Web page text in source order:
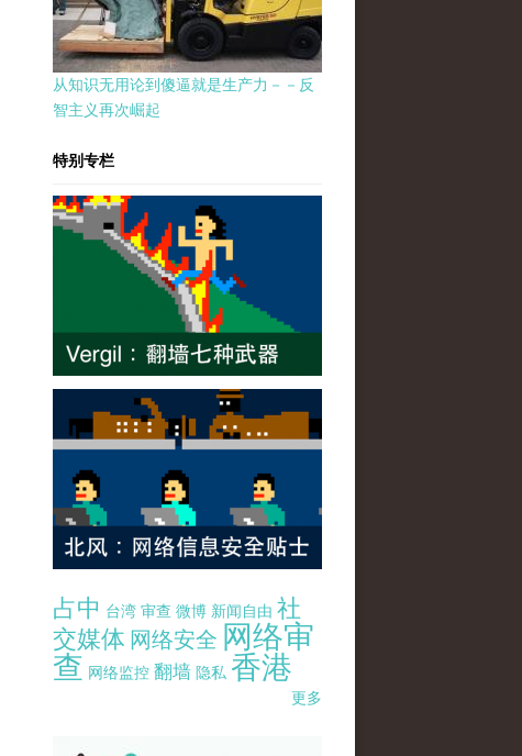
从知识无用论到傻逼就是生产力－－反
智主义再次崛起
特别专栏
占中 台湾 审查 微博 新闻自由 社
交媒体 网络安全 网络审
查 网络监控 翻墙 隐私 香港
更多
pao-pao-banner-mirror-site-120814.jpg